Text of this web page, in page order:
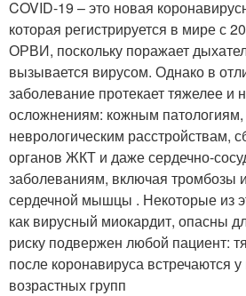
COVID-19 – это новая
которая регистрируется в мире с
ОРВИ, поскольку поражает
вызывается вирусом. Однако в
заболевание протекает тяжелее и
осложнениям: кожным патологиям,
неврологическим расстройствам,
органов ЖКТ и даже сердечно-
заболеваниям, включая тромбозы
сердечной мышцы . Некоторые из
как вирусный миокардит, опасны
риску подвержен любой пациент:
после коронавируса встречаются
возрастных групп